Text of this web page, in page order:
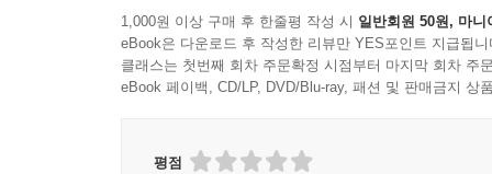
1,000원 이상 구매 후 한줄평 작성 시 일반회원 50원, 마니
eBook은 다운로드 후 작성한 리뷰만 YES포인트 지급됩니
클래스는 첫번째 회차 주문확정 시점부터 마지막 회차 주
eBook 페이백, CD/LP, DVD/Blu-ray, 패션 및 판매금지 상
평점